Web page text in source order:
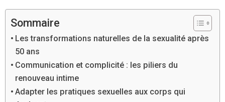
Sommaire
Les transformations naturelles de la sexualité après
50 ans
Communication et complicité : les piliers du
renouveau intime
Adapter les pratiques sexuelles aux corps qui